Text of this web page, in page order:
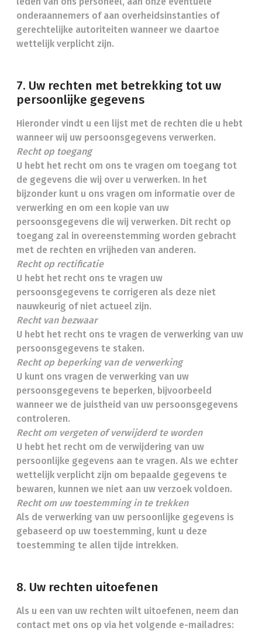
onderaannemers of aan overheidsinstanties of
gerechtelijke autoriteiten wanneer we daartoe
wettelijk verplicht zijn.
7. Uw rechten met betrekking tot uw
persoonlijke gegevens
Hieronder vindt u een lijst met de rechten die u hebt
wanneer wij uw persoonsgegevens verwerken.
Recht op toegang
U hebt het recht om ons te vragen om toegang tot
de gegevens die wij over u verwerken. In het
bijzonder kunt u ons vragen om informatie over de
verwerking en om een kopie van uw
persoonsgegevens die wij verwerken. Dit recht op
toegang zal in overeenstemming worden gebracht
met de rechten en vrijheden van anderen.
Recht op rectificatie
U hebt het recht ons te vragen uw
persoonsgegevens te corrigeren als deze niet
nauwkeurig of niet actueel zijn.
Recht van bezwaar
U hebt het recht ons te vragen de verwerking van uw
persoonsgegevens te staken.
Recht op beperking van de verwerking
U kunt ons vragen de verwerking van uw
persoonsgegevens te beperken, bijvoorbeeld
wanneer we de juistheid van uw persoonsgegevens
controleren.
Recht om vergeten of verwijderd te worden
U hebt het recht om de verwijdering van uw
persoonlijke gegevens aan te vragen. Als we echter
wettelijk verplicht zijn om bepaalde gegevens te
bewaren, kunnen we niet aan uw verzoek voldoen.
Recht om uw toestemming in te trekken
Als de verwerking van uw persoonlijke gegevens is
gebaseerd op uw toestemming, kunt u deze
toestemming te allen tijde intrekken.
8. Uw rechten uitoefenen
Als u een van uw rechten wilt uitoefenen, neem dan
contact met ons op via het volgende e-mailadres: